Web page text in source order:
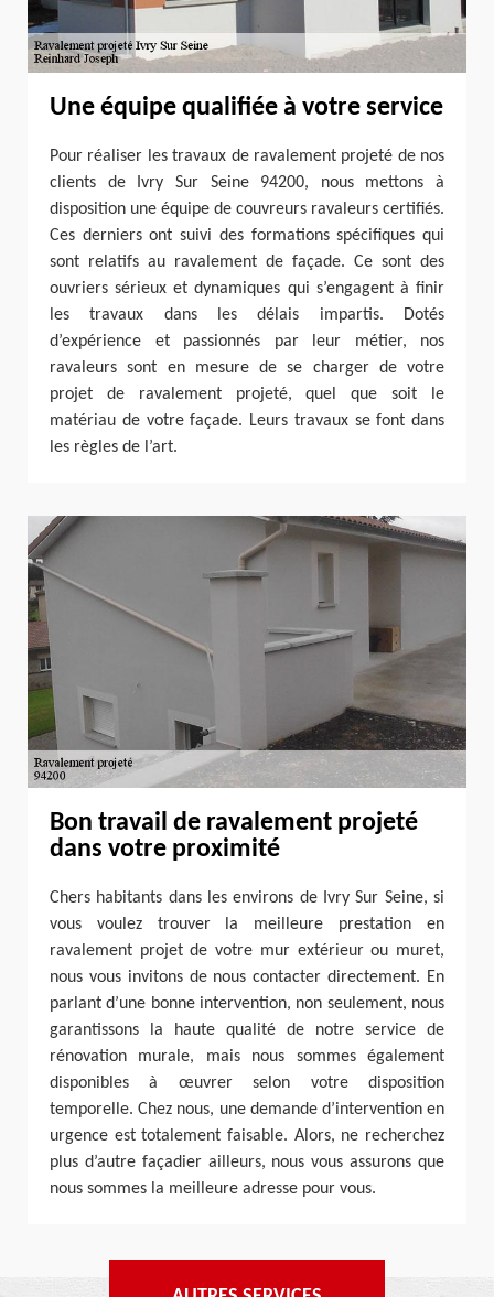
Une équipe qualifiée à votre service
Pour réaliser les travaux de ravalement projeté de nos
clients de Ivry Sur Seine 94200, nous mettons à
disposition une équipe de couvreurs ravaleurs certifiés.
Ces derniers ont suivi des formations spécifiques qui
sont relatifs au ravalement de façade. Ce sont des
ouvriers sérieux et dynamiques qui s’engagent à finir
les travaux dans les délais impartis. Dotés
d’expérience et passionnés par leur métier, nos
ravaleurs sont en mesure de se charger de votre
projet de ravalement projeté, quel que soit le
matériau de votre façade. Leurs travaux se font dans
les règles de l’art.
Bon travail de ravalement projeté
dans votre proximité
Chers habitants dans les environs de Ivry Sur Seine, si
vous voulez trouver la meilleure prestation en
ravalement projet de votre mur extérieur ou muret,
nous vous invitons de nous contacter directement. En
parlant d’une bonne intervention, non seulement, nous
garantissons la haute qualité de notre service de
rénovation murale, mais nous sommes également
disponibles à œuvrer selon votre disposition
temporelle. Chez nous, une demande d’intervention en
urgence est totalement faisable. Alors, ne recherchez
plus d’autre façadier ailleurs, nous vous assurons que
nous sommes la meilleure adresse pour vous.